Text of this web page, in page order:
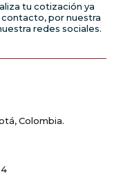
tu cotización ya
por nuestra
redes sociales.
Colombia.